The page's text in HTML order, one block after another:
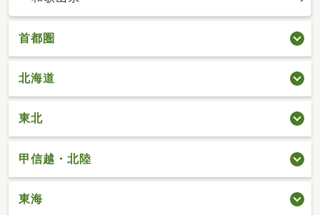
首都圏
北海道
東北
甲信越・北陸
東海